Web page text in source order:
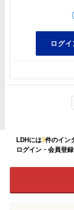
LDHには3件のイン
ログイン・会員登